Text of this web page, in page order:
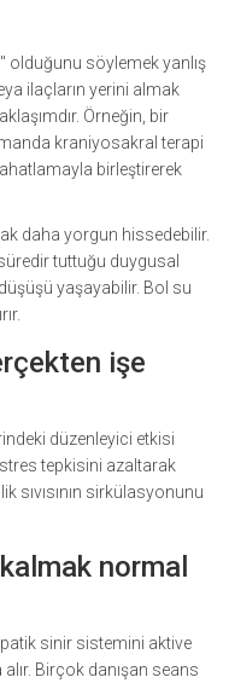
olduğunu söylemek yanlış
ilaçların yerini almak
Örneğin, bir
kraniyosakral terapi
birleştirerek
daha yorgun hissedebilir.
tuttuğu duygusal
yaşayabilir. Bol su
işe
düzenleyici etkisi
tepkisini azaltarak
sıvısının sirkülasyonunu
normal
sinir sistemini aktive
Birçok danışan seans